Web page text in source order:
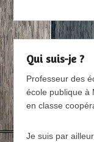
Qui suis-je ?
Professeur des
école publique à
en classe
Je suis par